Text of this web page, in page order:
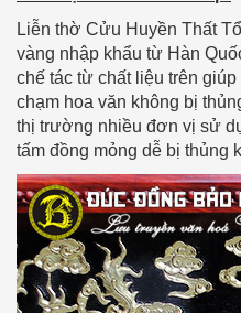
Liễn thờ Cửu Huyền Thất
vàng nhập khẩu từ Hàn
chế tác từ chất liệu trên
chạm hoa văn không bị
thị trường nhiều đơn vị sử
tấm đồng mỏng dễ bị thủng